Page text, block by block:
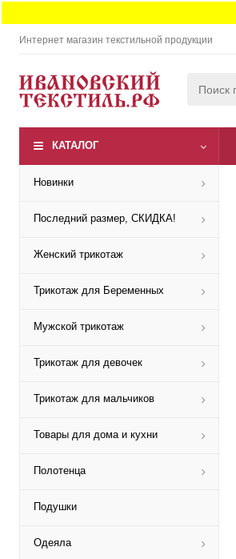
Интернет магазин текстильной продукции
КАТАЛОГ
Новинки
Последний размер, СКИДКА!
Женский трикотаж
Трикотаж для Беременных
Мужской трикотаж
Трикотаж для девочек
Трикотаж для мальчиков
Товары для дома и кухни
Полотенца
Подушки
Одеяла